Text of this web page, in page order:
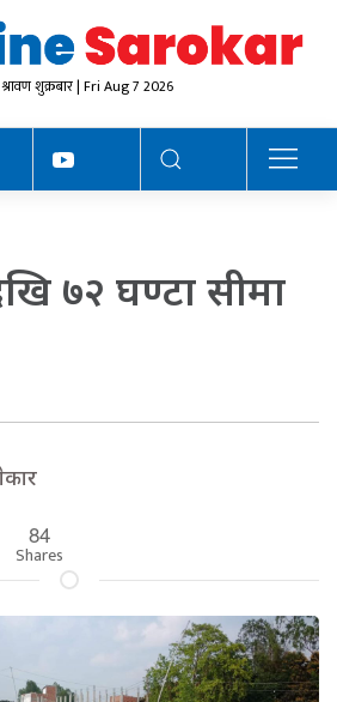
शुक्रबार | Fri Aug 7 2026
७२ घण्टा सीमा
84
Shares